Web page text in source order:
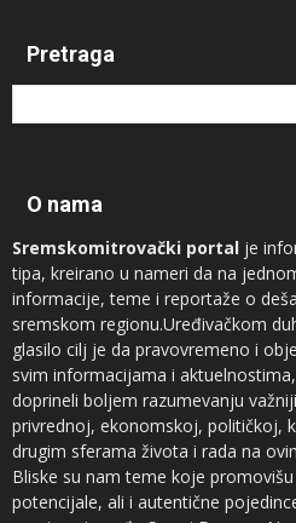
Pretraga
O nama
Sremskomitrovački portal je
tipa, kreirano u nameri da na
informacije, teme i reportaže o
sremskom regionu.Uređivačkom
glasilo cilj je da pravovremeno i
svim informacijama i
doprineli boljem razumevanju
privrednoj, ekonomskoj, političkoj,
drugim sferama života i rada na
Bliske su nam teme koje
potencijale, ali i autentične